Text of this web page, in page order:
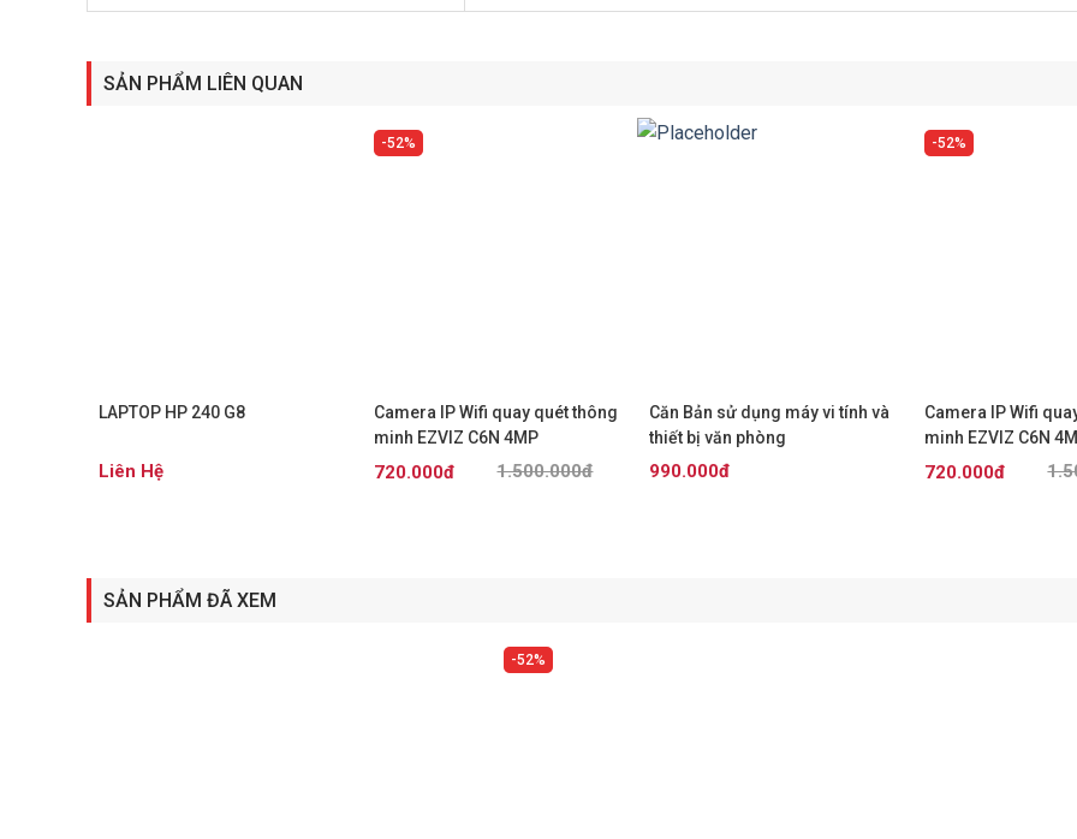
SẢN PHẨM LIÊN QUAN
LAPTOP HP 240 G8
Liên Hệ
52%
Camera IP Wifi quay quét thông
minh EZVIZ C6N 4MP
1.500.000đ
720.000đ
Căn Bản sử dụng máy vi tính và
thiết bị văn phòng
990.000đ
52%
Camera IP Wifi
minh EZVIZ C6N
720.000đ
SẢN PHẨM ĐÃ XEM
52%